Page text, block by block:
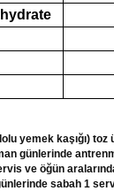
yemek kaşığı) toz
günlerinde
ve öğün
sabah 1